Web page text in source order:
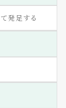
発足する